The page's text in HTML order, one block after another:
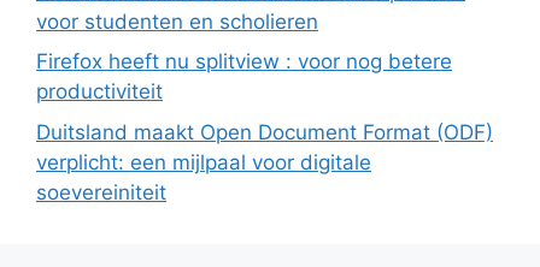
voor studenten en scholieren
Firefox heeft nu splitview : voor nog betere
productiviteit
Duitsland maakt Open Document Format (ODF)
verplicht: een mijlpaal voor digitale
soevereiniteit